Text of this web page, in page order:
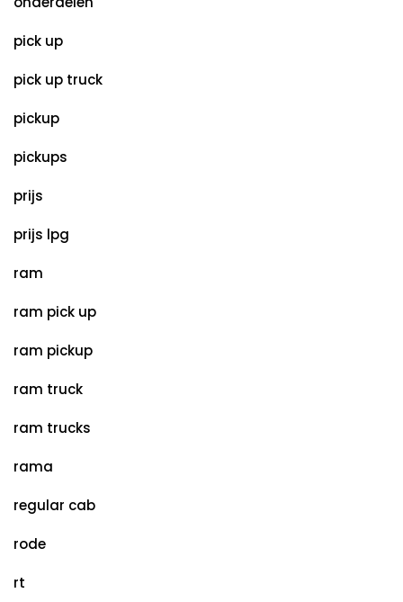
pick up
pick up truck
pickup
pickups
prijs
prijs lpg
ram
ram pick up
ram pickup
ram truck
ram trucks
rama
regular cab
rode
rt